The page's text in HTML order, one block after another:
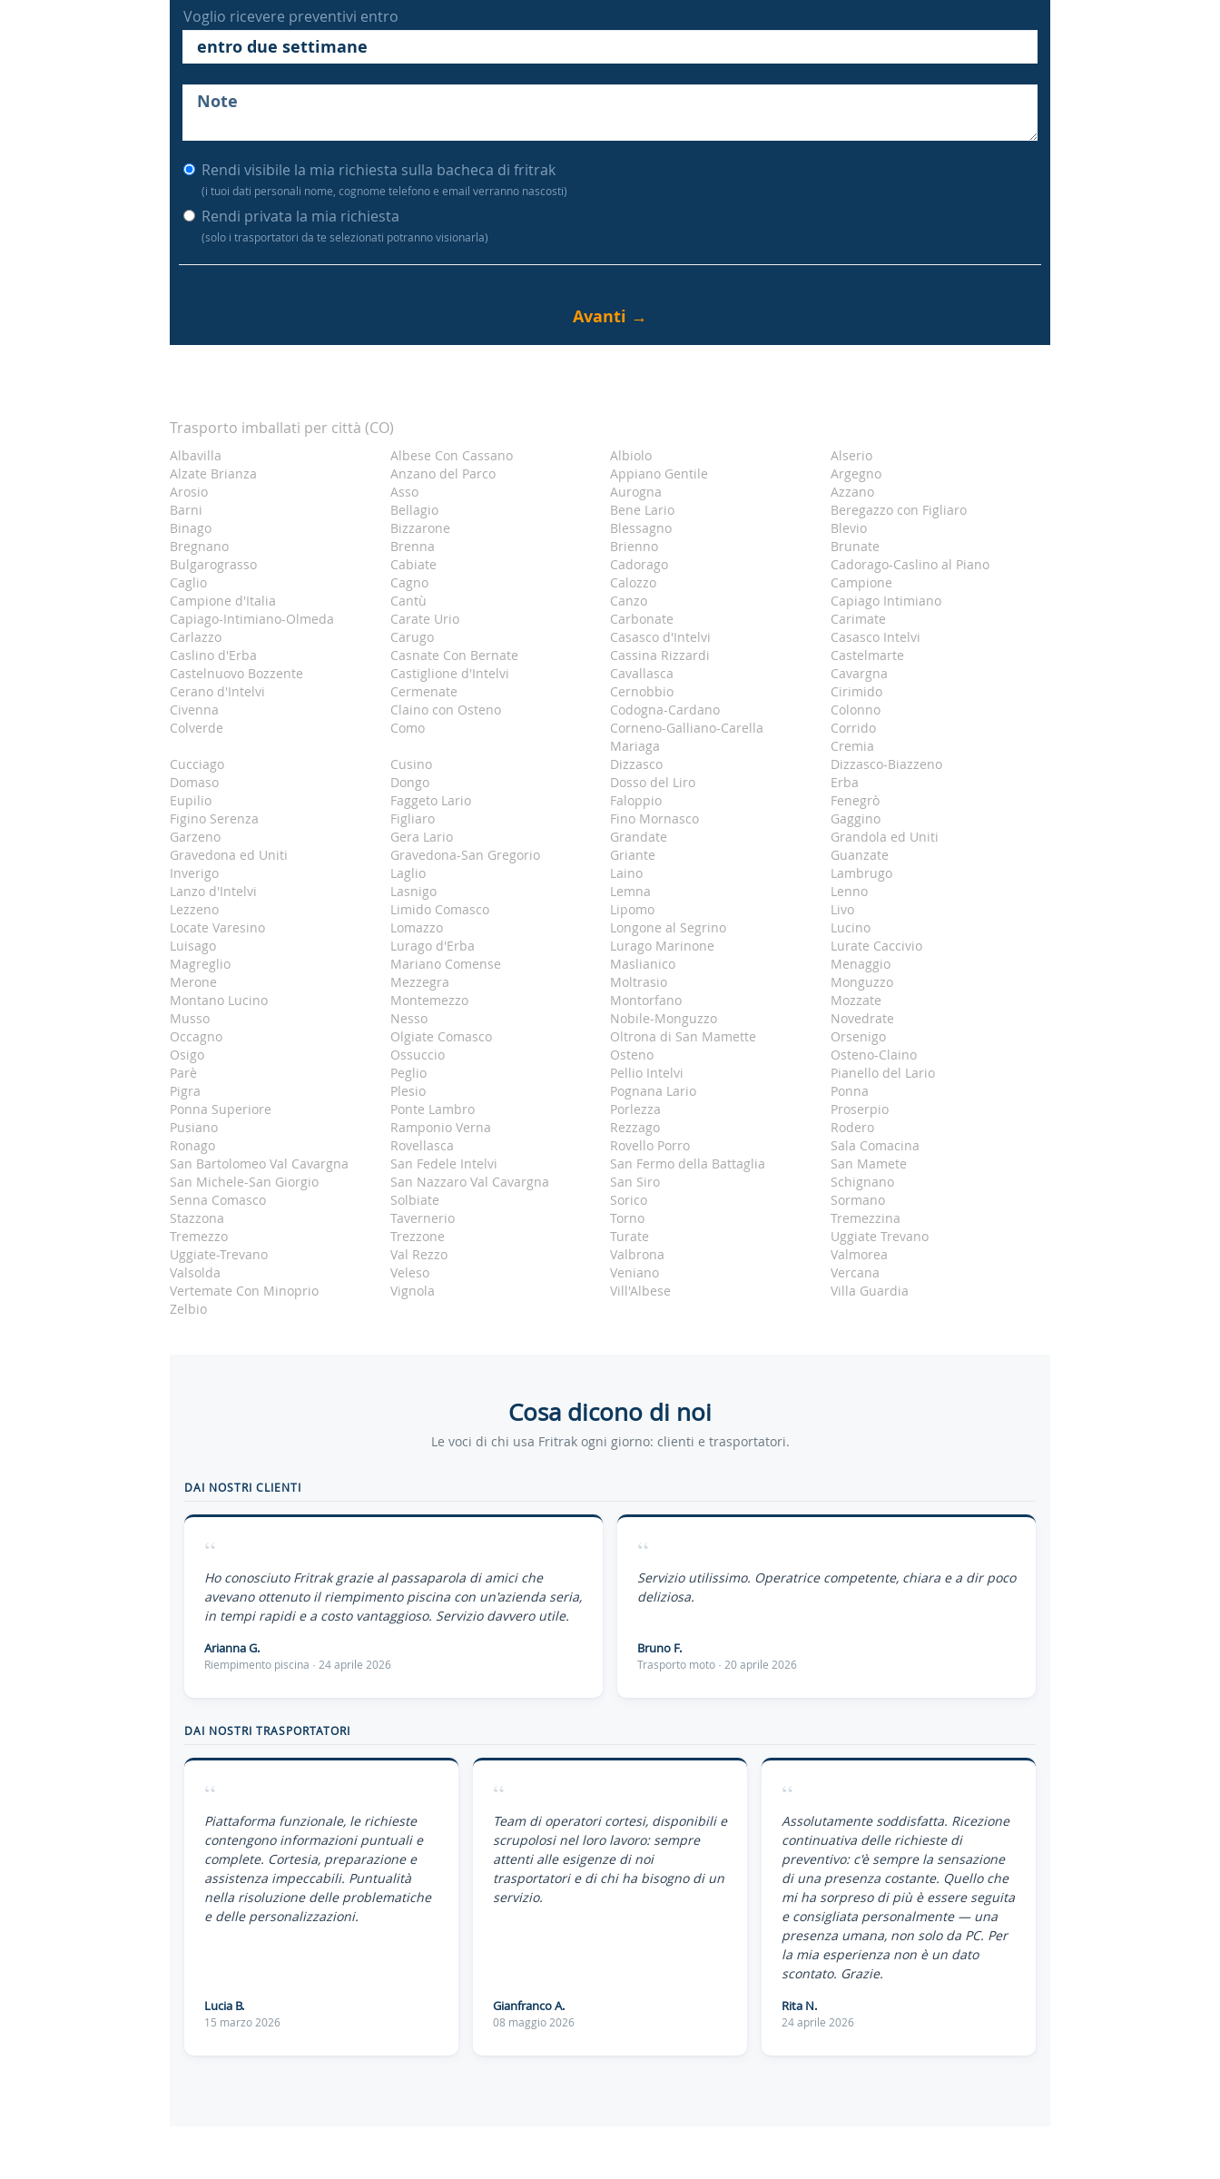
Voglio ricevere preventivi entro
Rendi visibile la mia richiesta sulla bacheca di fritrak
(i tuoi dati personali nome, cognome telefono e email verranno nascosti)
Rendi privata la mia richiesta
(solo i trasportatori da te selezionati potranno visionarla)
Trasporto imballati per città (CO)
Albavilla Albese Con Cassano Albiolo
Alserio
Alzate Brianza
Anzano del Parco Appiano Gentile
Argegno
Arosio
Asso Aurogna
Azzano
Barni
Bellagio Bene Lario
Beregazzo con Figliaro
Binago
Bizzarone Blessagno
Blevio
Bregnano
Brenna Brienno
Brunate
Bulgarograsso
Cabiate Cadorago
Cadorago-Caslino al Piano
Caglio
Cagno Calozzo
Campione
Campione d'Italia
Cantù Canzo
Capiago Intimiano
Capiago-Intimiano-Olmeda
Carate Urio Carbonate
Carimate
Carlazzo
Carugo Casasco d'Intelvi
Casasco Intelvi
Caslino d'Erba
Casnate Con Bernate Cassina Rizzardi
Castelmarte
Castelnuovo Bozzente
Castiglione d'Intelvi Cavallasca
Cavargna
Cerano d'Intelvi
Cermenate Cernobbio
Cirimido
Civenna
Claino con Osteno Codogna-Cardano
Colonno
Colverde
Como
Corneno-Galliano-Carella
Mariaga
Corrido
Cremia
Cucciago
Cusino Dizzasco
Dizzasco-Biazzeno
Domaso
Dongo Dosso del Liro
Erba
Eupilio
Faggeto Lario Faloppio
Fenegrò
Figino Serenza
Figliaro Fino Mornasco
Gaggino
Garzeno
Gera Lario Grandate
Grandola ed Uniti
Gravedona ed Uniti
Gravedona-San Gregorio Griante
Guanzate
Inverigo
Laglio Laino
Lambrugo
Lanzo d'Intelvi
Lasnigo Lemna
Lenno
Lezzeno
Limido Comasco Lipomo
Livo
Locate Varesino
Lomazzo Longone al Segrino
Lucino
Luisago
Lurago d'Erba Lurago Marinone
Lurate Caccivio
Magreglio
Mariano Comense Maslianico
Menaggio
Merone
Mezzegra Moltrasio
Monguzzo
Montano Lucino
Montemezzo Montorfano
Mozzate
Musso
Nesso Nobile-Monguzzo
Novedrate
Occagno
Olgiate Comasco Oltrona di San Mamette
Orsenigo
Osigo
Ossuccio Osteno
Osteno-Claino
Parè
Peglio Pellio Intelvi
Pianello del Lario
Pigra
Plesio Pognana Lario
Ponna
Ponna Superiore
Ponte Lambro Porlezza
Proserpio
Pusiano
Ramponio Verna Rezzago
Rodero
Ronago
Rovellasca Rovello Porro
Sala Comacina
San Bartolomeo Val Cavargna
San Fedele Intelvi San Fermo della Battaglia
San Mamete
San Michele-San Giorgio
San Nazzaro Val Cavargna San Siro
Schignano
Senna Comasco
Solbiate Sorico
Sormano
Stazzona
Tavernerio Torno
Tremezzina
Tremezzo
Trezzone Turate
Uggiate Trevano
Uggiate-Trevano
Val Rezzo Valbrona
Valmorea
Valsolda
Veleso Veniano
Vercana
Vertemate Con Minoprio
Vignola Vill'Albese
Villa Guardia
Zelbio
Cosa dicono di noi
Le voci di chi usa Fritrak ogni giorno: clienti e trasportatori.
DAI NOSTRI CLIENTI
“
Ho conosciuto Fritrak grazie al passaparola di amici che
avevano ottenuto il riempimento piscina con un'azienda seria,
in tempi rapidi e a costo vantaggioso. Servizio davvero utile.
Arianna G.
Riempimento piscina · 24 aprile 2026
“
Servizio utilissimo. Operatrice competente, chiara e a dir poco
deliziosa.
Bruno F.
Trasporto moto · 20 aprile 2026
DAI NOSTRI TRASPORTATORI
“
Piattaforma funzionale, le richieste
contengono informazioni puntuali e
complete. Cortesia, preparazione e
assistenza impeccabili. Puntualità
nella risoluzione delle problematiche
e delle personalizzazioni.
Lucia B.
15 marzo 2026
“
Team di operatori cortesi, disponibili e
scrupolosi nel loro lavoro: sempre
attenti alle esigenze di noi
trasportatori e di chi ha bisogno di un
servizio.
Gianfranco A.
08 maggio 2026
“
Assolutamente soddisfatta. Ricezione
continuativa delle richieste di
preventivo: c'è sempre la sensazione
di una presenza costante. Quello che
mi ha sorpreso di più è essere seguita
e consigliata personalmente — una
presenza umana, non solo da PC. Per
la mia esperienza non è un dato
scontato. Grazie.
Rita N.
24 aprile 2026